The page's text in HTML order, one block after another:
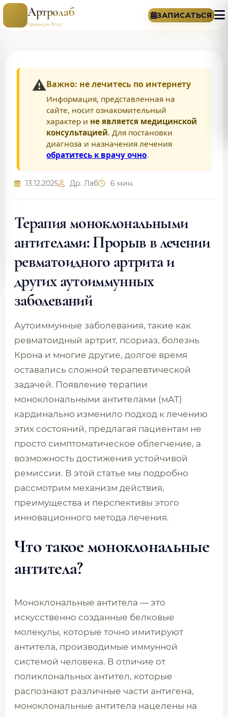
Артролаб
премиум блог
ЗАПИСАТЬСЯ
⚠️Важно: не лечитесь по интернету
Информация, представленная на
сайте, носит ознакомительный
характер и не является медицинской
консультацией. Для постановки
диагноза и назначения лечения
обратитесь к врачу очно.
13.12.2025 Др. Лаб 6 мин.
Терапия моноклональными
антителами: Прорыв в лечении
ревматоидного артрита и
других аутоиммунных
заболеваний
Аутоиммунные заболевания, такие как
ревматоидный артрит, псориаз, болезнь
Крона и многие другие, долгое время
оставались сложной терапевтической
задачей. Появление терапии
моноклональными антителами (мАТ)
кардинально изменило подход к лечению
этих состояний, предлагая пациентам не
просто симптоматическое облегчение, а
возможность достижения устойчивой
ремиссии. В этой статье мы подробно
рассмотрим механизм действия,
преимущества и перспективы этого
инновационного метода лечения.
Что такое моноклональные
антитела?
Моноклональные антитела — это
искусственно созданные белковые
молекулы, которые точно имитируют
антитела, производимые иммунной
системой человека. В отличие от
поликлональных антител, которые
распознают различные части антигена,
моноклональные антитела нацелены на